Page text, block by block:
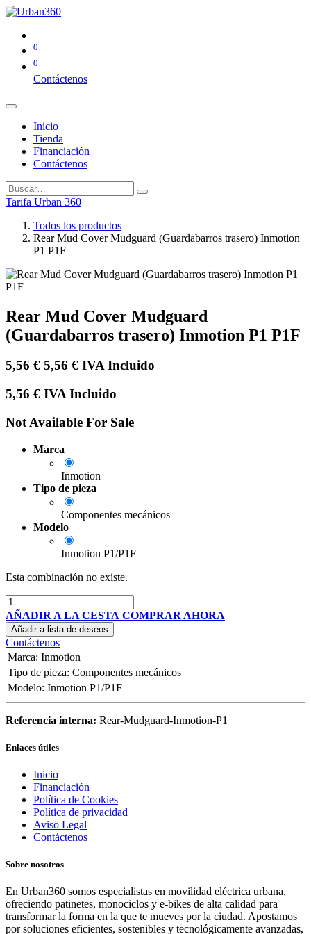
0
0
Contáctenos
Inicio
Tienda
Financiación
Contáctenos
Tarifa Urban 360
Todos los productos
Rear Mud Cover Mudguard (Guardabarros trasero) Inmotion
P1 P1F
Rear Mud Cover Mudguard
(Guardabarros trasero) Inmotion P1 P1F
5,56 € 5,56€ IVA Incluido
5,56 € IVA Incluido
Not Available For Sale
Marca
Inmotion
Tipo de pieza
Componentes mecánicos
Modelo
Inmotion P1/P1F
Esta combinación no existe.
AÑADIR A LA CESTA COMPRAR AHORA
Añadir a lista de deseos
Contáctenos
Marca: Inmotion
Tipo de pieza: Componentes mecánicos
Modelo: Inmotion P1/P1F
Referencia interna: Rear-Mudguard-Inmotion-P1
Enlaces útiles
Inicio
Financiación
Política de Cookies
Política de privacidad
Aviso Legal
Contáctenos
Sobre nosotros
En Urban360 somos especialistas en movilidad eléctrica urbana,
ofreciendo patinetes, monociclos y e-bikes de alta calidad para
transformar la forma en la que te mueves por la ciudad. Apostamos
por soluciones eficientes, sostenibles y tecnológicamente avanzadas,